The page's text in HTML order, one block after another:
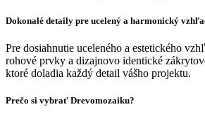
Dokonalé detaily pre ucelený a harmonický
Pre dosiahnutie uceleného a estetického
rohové prvky a dizajnovo identické
ktoré doladia každý detail vášho projektu.
Prečo si vybrať Drevomozaiku?